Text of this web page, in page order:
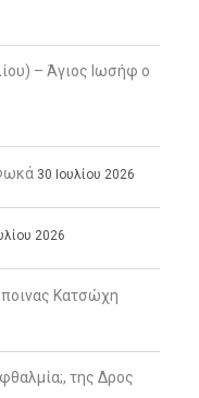
– Άγιος Ιωσήφ ο
30 Ιουλίου 2026
2026
Κατσώχη
της Δρος